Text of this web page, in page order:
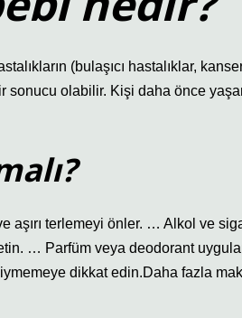
(bulaşıcı hastalıklar,
olabilir. Kişi daha önce
aşırı terlemeyi önler. … Alkol ve
… Parfüm veya deodorant
dikkat edin.Daha fazla